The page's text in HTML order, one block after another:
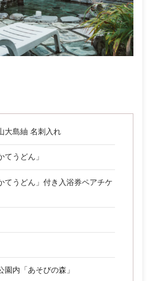
大島紬 名刺入れ
うどん」
てうどん」付き入浴券ペアチケ
内「あそびの森」